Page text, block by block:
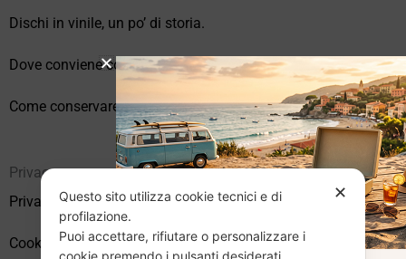
Dischi in vinile, un po’ di storia.
Dove conviene comprare vinili online?
Come conservare correttamente i vinili usati
Privacy
Privacy Policy
Cookie Policy (UE)
✕
Questo sito utilizza cookie tecnici e di
profilazione.
Puoi accettare, rifiutare o personalizzare i
cookie premendo i pulsanti desiderati.